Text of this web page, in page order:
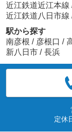
近江鉄道近江本線
近江鉄道八日市線
駅から探す
南彦根 / 彦根口 /
新八日市 / 長浜
定休